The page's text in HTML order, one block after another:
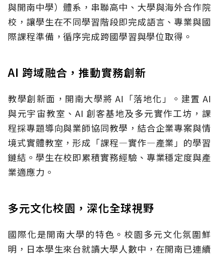
與開南中學）體系，串聯高中、大學與海外合作院
校，讓學生在不同學習階段即完成語言、專業與國
際課程準備，循序完成跨國學習與學位取得。
AI 跨域融合，推動實務創新
教學創新面，開南大學將 AI「落地化」。建置 AI
與元宇宙教室、AI 創客基地及多元實作工坊，課
程採專題導向與業師協同教學，結合企業專案與情
境式實體教室，形成「課程—實作—產業」的學習
鏈結。學生在校即累積實務經驗、專業穩定度與產
業適應力。
多元文化校園，深化全球視野
國際化是開南大學的特色。校園多元文化氛圍鮮
明，日本學生來台就讀大學人數中，在開南已連續